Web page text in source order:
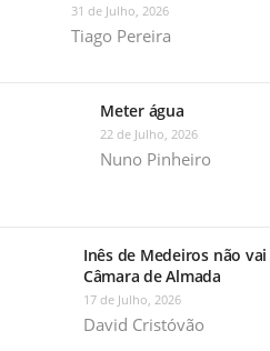
31 de Julho, 2026
Tiago Pereira
Meter água
22 de Julho, 2026
Nuno Pinheiro
Inês de Medeiros não
Câmara de Almada
17 de Julho, 2026
David Cristóvão